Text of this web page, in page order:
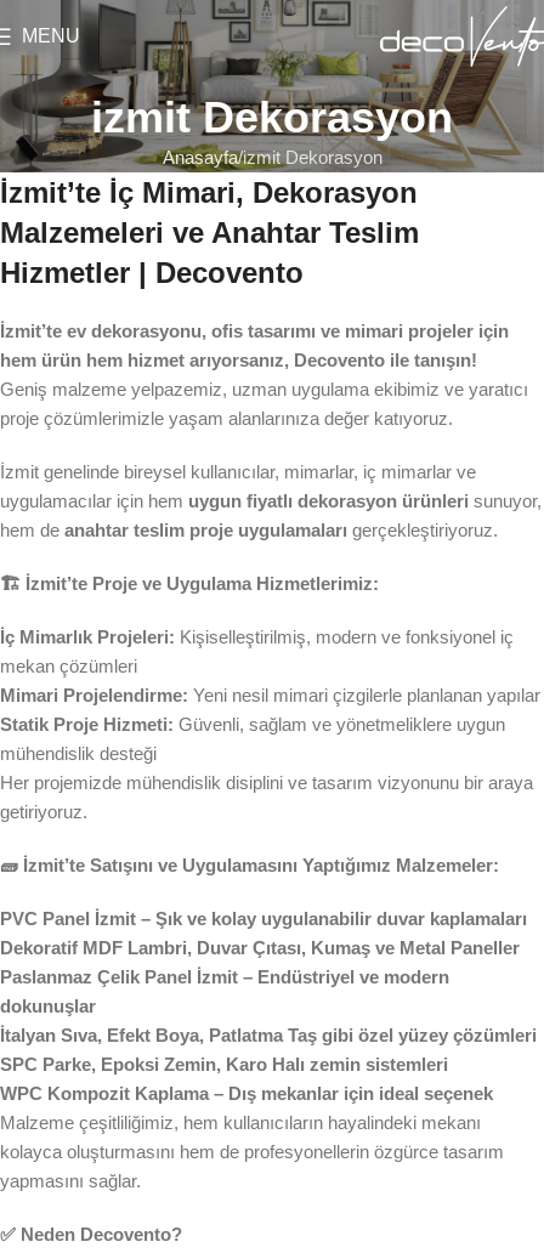
MENU
izmit Dekorasyon
Anasayfa izmit Dekorasyon
İzmit’te İç Mimari, Dekorasyon
Malzemeleri ve Anahtar Teslim
Hizmetler | Decovento
İzmit’te ev dekorasyonu, ofis tasarımı ve mimari projeler için
hem ürün hem hizmet arıyorsanız, Decovento ile tanışın!
Geniş malzeme yelpazemiz, uzman uygulama ekibimiz ve yaratıcı
proje çözümlerimizle yaşam alanlarınıza değer katıyoruz.
İzmit genelinde bireysel kullanıcılar, mimarlar, iç mimarlar ve
uygulamacılar için hem uygun fiyatlı dekorasyon ürünleri sunuyor,
hem de anahtar teslim proje uygulamaları gerçekleştiriyoruz.
🏗️ İzmit’te Proje ve Uygulama Hizmetlerimiz:
İç Mimarlık Projeleri: Kişiselleştirilmiş, modern ve fonksiyonel iç
mekan çözümleri
Mimari Projelendirme: Yeni nesil mimari çizgilerle planlanan yapılar
Statik Proje Hizmeti: Güvenli, sağlam ve yönetmeliklere uygun
mühendislik desteği
Her projemizde mühendislik disiplini ve tasarım vizyonunu bir araya
getiriyoruz.
🧱 İzmit’te Satışını ve Uygulamasını Yaptığımız Malzemeler:
PVC Panel İzmit – Şık ve kolay uygulanabilir duvar kaplamaları
Dekoratif MDF Lambri, Duvar Çıtası, Kumaş ve Metal Paneller
Paslanmaz Çelik Panel İzmit – Endüstriyel ve modern
dokunuşlar
İtalyan Sıva, Efekt Boya, Patlatma Taş gibi özel yüzey çözümleri
SPC Parke, Epoksi Zemin, Karo Halı zemin sistemleri
WPC Kompozit Kaplama – Dış mekanlar için ideal seçenek
Malzeme çeşitliliğimiz, hem kullanıcıların hayalindeki mekanı
kolayca oluşturmasını hem de profesyonellerin özgürce tasarım
yapmasını sağlar.
✅ Neden Decovento?